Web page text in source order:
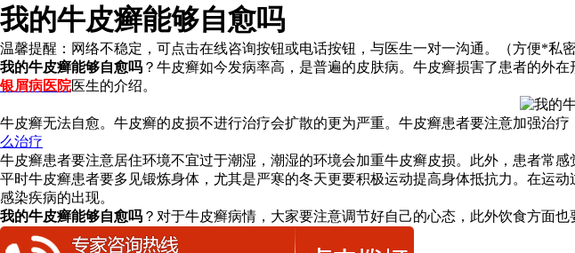
我的牛皮癣能够自愈吗
温馨提醒： 网络不稳定，可点击在线咨询按钮或电话按钮，与医生一对一沟通。（方便*私密
我的牛皮癣能够自愈吗 ？牛皮癣如今发病率高，是普遍的皮肤病。牛皮癣损害了患者的外
银屑病医院医生的介绍。
牛皮癣无法自愈。牛皮癣的皮损不进行治疗会扩散的更为严重。牛皮癣患者要注意加强治
么治疗
牛皮癣患者要注意居住环境不宜过于潮湿，潮湿的环境会加重牛皮癣皮损。此外，患者常
平时牛皮癣患者要多见锻炼身体，尤其是严寒的冬天更要积极运动提高身体抵抗力。在运
感染疾病的出现。
我的牛皮癣能够自愈吗 ？对于牛皮癣病情，大家要注意调节好自己的心态，此外饮食方面